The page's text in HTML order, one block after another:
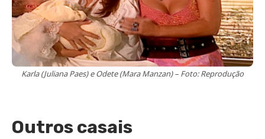
Karla (Juliana Paes) e Odete (Mara Manzan) – Foto: Reprodução
Outros casais